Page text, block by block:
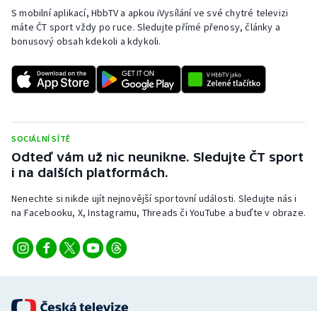
Motorsport
Olympijské hry
Parasport
Plavání
Plážový volejbal
Rychlobruslení
Rychlostní kanoistika
S mobilní aplikací, HbbTV a apkou iVysílání ve své chytré televizi
máte ČT sport vždy po ruce. Sledujte přímé přenosy, články a
bonusový obsah kdekoli a kdykoli.
SOCIÁLNÍ SÍTĚ
Odteď vám už nic neunikne. Sledujte ČT sport
i na dalších platformách.
Nenechte si nikde ujít nejnovější sportovní události. Sledujte nás i
na Facebooku, X, Instagramu, Threads či YouTube a buďte v obraze.